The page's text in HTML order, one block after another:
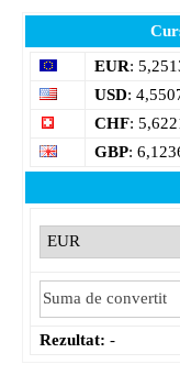
EUR:
USD:
CHF:
GBP:
Rezultat: -